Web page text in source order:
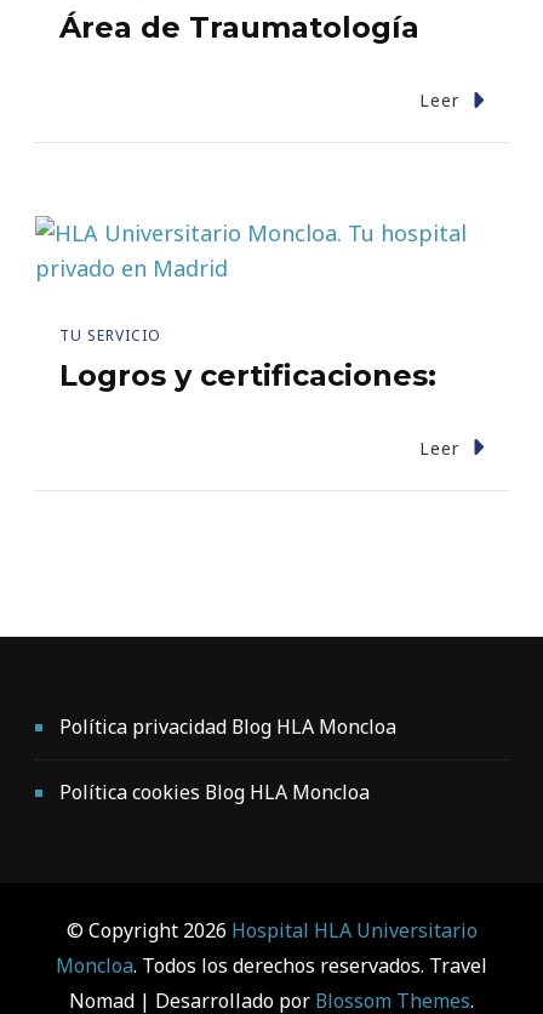
Área de Traumatología
Leer
TU SERVICIO
Logros y certificaciones:
Leer
Política privacidad Blog HLA Moncloa
Política cookies Blog HLA Moncloa
© Copyright 2026 Hospital HLA Universitario
Moncloa. Todos los derechos reservados. Travel
Nomad | Desarrollado por Blossom Themes.